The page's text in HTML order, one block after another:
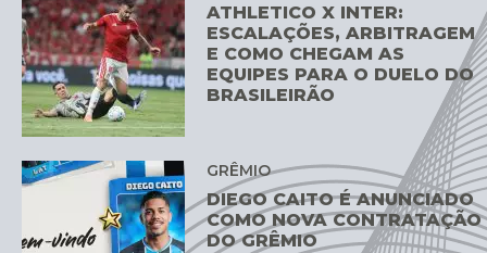
ATHLETICO X INTER:
ESCALAÇÕES, ARBITRAGEM
E COMO CHEGAM AS
EQUIPES PARA O DUELO DO
BRASILEIRÃO
GRÊMIO
DIEGO CAITO É ANUNCIADO
COMO NOVA CONTRATAÇÃO
DO GRÊMIO